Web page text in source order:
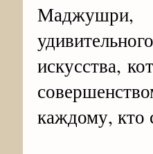
Маджушри,
искусства,
каждому, кто